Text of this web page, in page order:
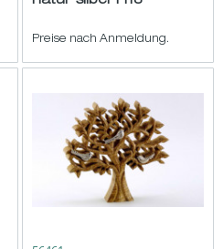
Preise nach Anmeldung.